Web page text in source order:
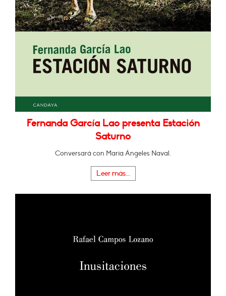
Fernanda García Lao presenta Estación
Saturno
Conversará con Maria Ángeles Naval.
Leer más...